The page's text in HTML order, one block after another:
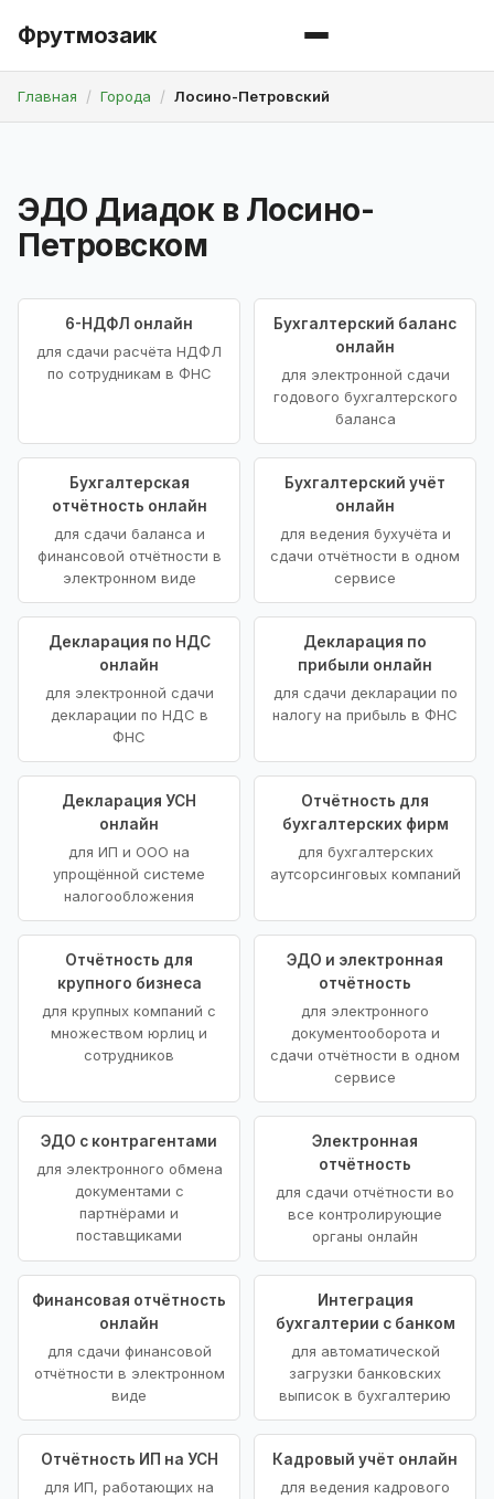
Фрутмозаик
Главная Города Лосино-Петровский
ЭДО Диадок в Лосино-
Петровском
6-НДФЛ онлайн
для сдачи расчёта НДФЛ
по сотрудникам в ФНС
Бухгалтерский баланс
онлайн
для электронной сдачи
годового бухгалтерского
баланса
Бухгалтерская
отчётность онлайн
для сдачи баланса и
финансовой отчётности в
электронном виде
Бухгалтерский учёт
онлайн
для ведения бухучёта и
сдачи отчётности в одном
сервисе
Декларация по НДС
онлайн
для электронной сдачи
декларации по НДС в
ФНС
Декларация по
прибыли онлайн
для сдачи декларации по
налогу на прибыль в ФНС
Декларация УСН
онлайн
для ИП и ООО на
упрощённой системе
налогообложения
Отчётность для
бухгалтерских фирм
для бухгалтерских
аутсорсинговых компаний
Отчётность для
крупного бизнеса
для крупных компаний с
множеством юрлиц и
сотрудников
ЭДО и электронная
отчётность
для электронного
документооборота и
сдачи отчётности в одном
сервисе
ЭДО с контрагентами
для электронного обмена
документами с
партнёрами и
поставщиками
Электронная
отчётность
для сдачи отчётности во
все контролирующие
органы онлайн
Финансовая отчётность
онлайн
для сдачи финансовой
отчётности в электронном
виде
Интеграция
бухгалтерии с банком
для автоматической
загрузки банковских
выписок в бухгалтерию
Отчётность ИП на УСН
для ИП, работающих на
Кадровый учёт онлайн
для ведения кадрового